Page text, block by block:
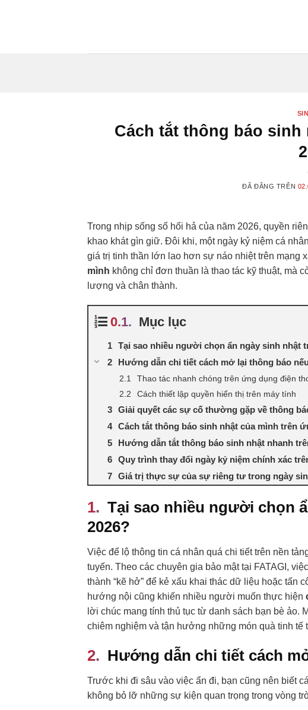
Cách tắt thông báo
ĐÃ ĐĂNG TRÊN
Trong nhịp sống số hối hả của năm 2026, quyền
khao khát gìn giữ. Đôi khi, một ngày kỷ niệm cá
giá trị tinh thần lớn lao hơn sự náo nhiệt trên mạng
mình không chỉ đơn thuần là thao tác kỹ thuật, mà
lượng và chân thành.
Mục lục
Tại sao nhiều người chọn ẩn ngày sinh nhật
Hướng dẫn chi tiết cách mở lại thông báo
Thao tác nhanh chóng trên ứng dụng điện
Cách thiết lập quyền hiển thị trên máy tính
Giải quyết các sự cố thường gặp về thông
Cách tắt thông báo sinh nhật của mình trên
Hướng dẫn tắt thông báo sinh nhật nhanh
Quy trình thay đổi ngày kỷ niệm chính xác
Giá trị thực sự của sự riêng tư trong ngày
Tại sao nhiều người chọn
2026?
Việc để lộ thông tin cá nhân quá chi tiết trên nền
tuyến. Theo các chuyên gia bảo mật tại FATAGI,
thành “kẽ hở” để kẻ xấu khai thác dữ liệu hoặc tấn
hướng nội cũng khiến nhiều người muốn thực hiện
lời chúc mang tính thủ tục từ danh sách bạn bè ảo.
chiêm nghiệm và tận hưởng những món quà tinh
Hướng dẫn chi tiết cách
Trước khi đi sâu vào việc ẩn đi, bạn cũng nên biết
không bỏ lỡ những sự kiện quan trọng trong vòng